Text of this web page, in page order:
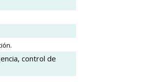
control de